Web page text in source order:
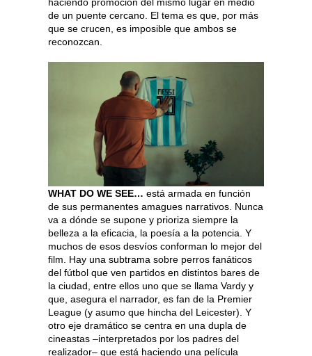
de un puente cercano. El tema es que, por más
que se crucen, es imposible que ambos se
reconozcan.
WHAT DO WE SEE… está armada en función
de sus permanentes amagues narrativos. Nunca
va a dónde se supone y prioriza siempre la
belleza a la eficacia, la poesía a la potencia. Y
muchos de esos desvíos conforman lo mejor del
film. Hay una subtrama sobre perros fanáticos
del fútbol que ven partidos en distintos bares de
la ciudad, entre ellos uno que se llama Vardy y
que, asegura el narrador, es fan de la Premier
League (y asumo que hincha del Leicester). Y
otro eje dramático se centra en una dupla de
cineastas –interpretados por los padres del
realizador– que está haciendo una película